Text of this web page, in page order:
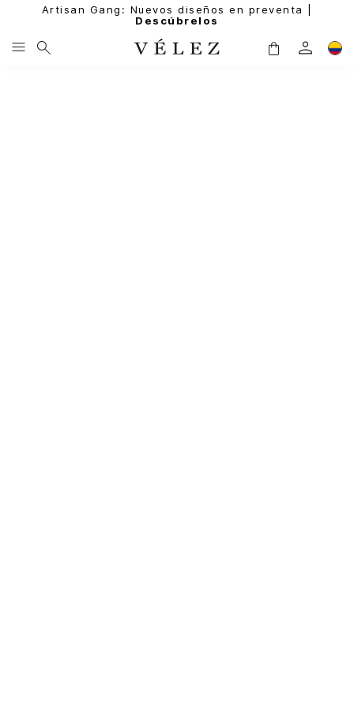
Artisan Gang: Nuevos diseños en preventa |
Descúbrelos